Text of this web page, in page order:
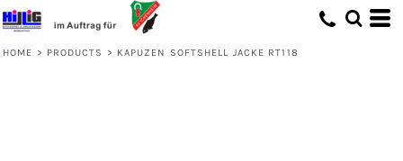
HOME > PRODUCTS > KAPUZEN SOFTSHELL JACKE RT118